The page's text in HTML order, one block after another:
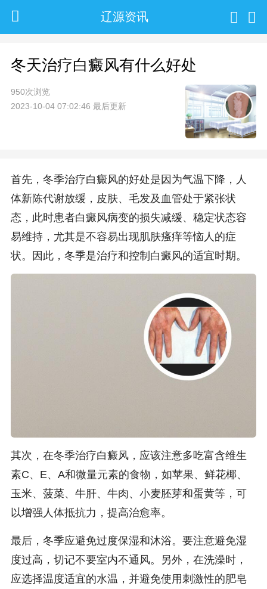
辽源资讯
冬天治疗白癜风有什么好处
950次浏览
2023-10-04 07:02:46 最后更新
首先，冬季治疗白癜风的好处是因为气温下降，人
体新陈代谢放缓，皮肤、毛发及血管处于紧张状
态，此时患者白癜风病变的损失减缓、稳定状态容
易维持，尤其是不容易出现肌肤瘙痒等恼人的症
状。因此，冬季是治疗和控制白癜风的适宜时期。
其次，在冬季治疗白癜风，应该注意多吃富含维生
素C、E、A和微量元素的食物，如苹果、鲜花椰、
玉米、菠菜、牛肝、牛肉、小麦胚芽和蛋黄等，可
以增强人体抵抗力，提高治愈率。
最后，冬季应避免过度保湿和沐浴。要注意避免湿
度过高，切记不要室内不通风。另外，在洗澡时，
应选择温度适宜的水温，并避免使用刺激性的肥皂